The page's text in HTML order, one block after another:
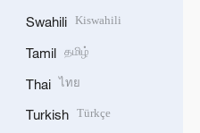
Swahili Kiswahili
Tamil தமிழ்
Thai ไทย
Turkish Türkçe